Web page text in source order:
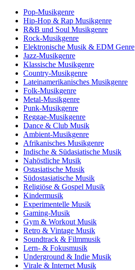
Pop-Musikgenre
Hip-Hop & Rap Musikgenre
R&B und Soul Musikgenre
Rock-Musikgenre
Elektronische Musik & EDM Genre
Jazz-Musikgenre
Klassische Musikgenre
Country-Musikgenre
Lateinamerikanisches Musikgenre
Folk-Musikgenre
Metal-Musikgenre
Punk-Musikgenre
Reggae-Musikgenre
Dance & Club Musik
Ambient-Musikgenre
Afrikanisches Musikgenre
Indische & Südasiatische Musik
Nahöstliche Musik
Ostasiatische Musik
Südostasiatische Musik
Religiöse & Gospel Musik
Kindermusik
Experimentelle Musik
Gaming-Musik
Gym & Workout Musik
Retro & Vintage Musik
Soundtrack & Filmmusik
Lern- & Fokusmusik
Underground & Indie Musik
Virale & Internet Musik